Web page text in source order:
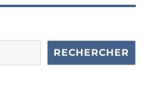
RECHERCHER